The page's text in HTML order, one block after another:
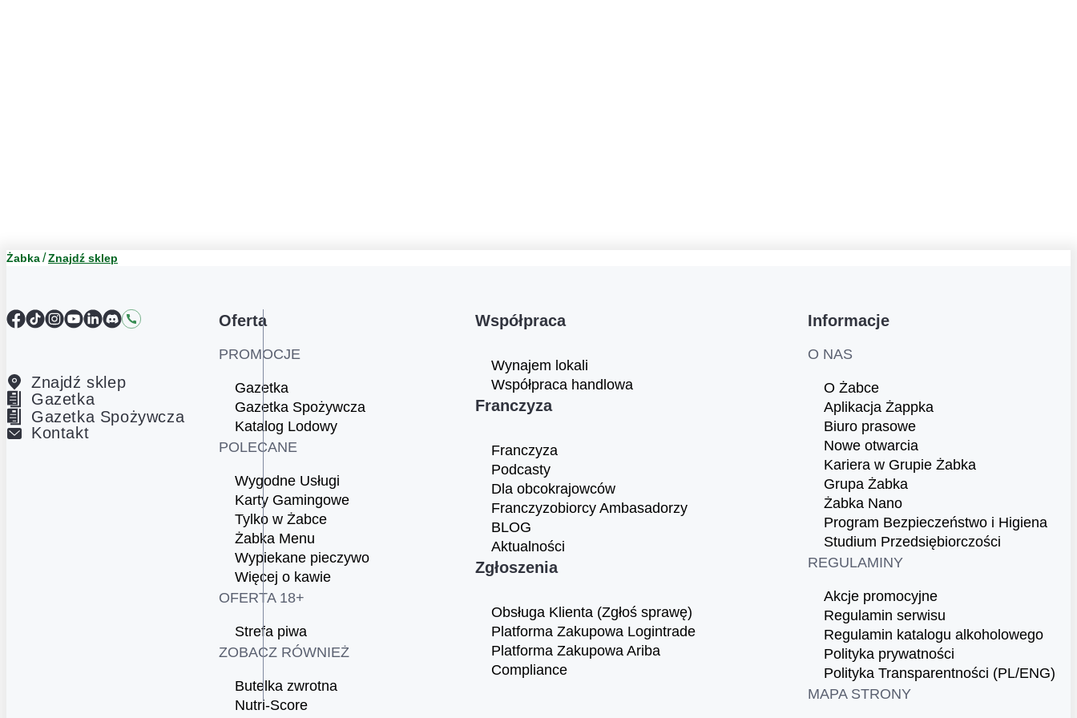
Żabka Znajdź sklep
Facebook
TikTokInstagram
YouTube
LinkedIn
DiscordKontakt
Znajdź sklep
Gazetka
Gazetka Spożywcza
Kontakt
Oferta
PROMOCJE
Gazetka
Gazetka Spożywcza
Katalog Lodowy
POLECANE
Wygodne Usługi
Karty Gamingowe
Tylko w Żabce
Żabka Menu
Wypiekane pieczywo
Więcej o kawie
OFERTA 18+
Strefa piwa
ZOBACZ RÓWNIEŻ
Butelka zwrotna
Nutri-Score
Współpraca
Wynajem lokali
Współpraca handlowa
Franczyza
Franczyza
Podcasty
Dla obcokrajowców
Franczyzobiorcy Ambasadorzy
BLOG
Aktualności
Zgłoszenia
Obsługa Klienta (Zgłoś sprawę)
Platforma Zakupowa Logintrade
Platforma Zakupowa Ariba
Compliance
Informacje
O NAS
O Żabce
Aplikacja Żappka
Biuro prasowe
Nowe otwarcia
Kariera w Grupie Żabka
Grupa Żabka
Żabka Nano
Program Bezpieczeństwo i Higiena
Studium Przedsiębiorczości
REGULAMINY
Akcje promocyjne
Regulamin serwisu
Regulamin katalogu alkoholowego
Polityka prywatności
Polityka Transparentności (PL/ENG)
MAPA STRONY